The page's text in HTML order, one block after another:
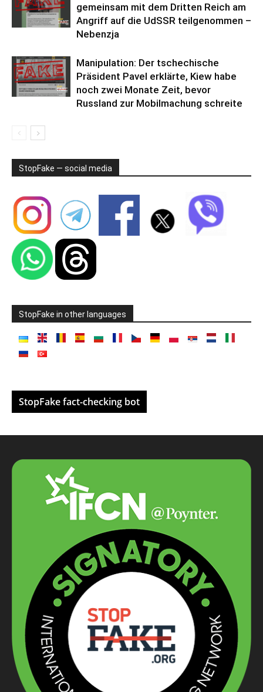
gemeinsam mit dem Dritten Reich am
Angriff auf die UdSSR teilgenommen –
Nebenzja
Manipulation: Der tschechische
Präsident Pavel erklärte, Kiew habe
noch zwei Monate Zeit, bevor
Russland zur Mobilmachung schreite
StopFake — social media
StopFake in other languages
StopFake fact-checking bot